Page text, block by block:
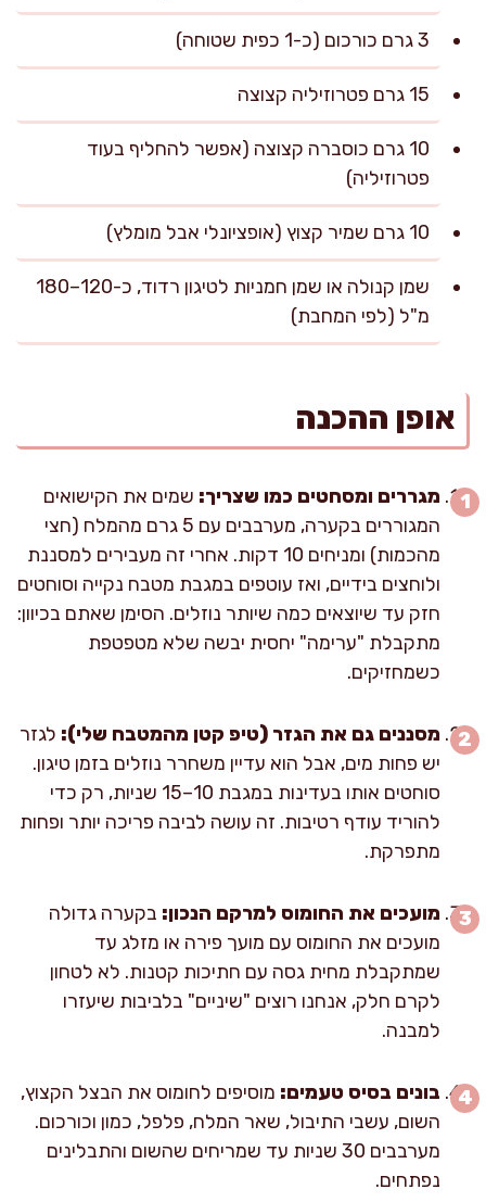
3 גרם כורכום (כ-1 כפית שטוחה)
15 גרם פטרוזיליה קצוצה
10 גרם כוסברה קצוצה (אפשר להחליף בעוד
פטרוזיליה)
10 גרם שמיר קצוץ (אופציונלי אבל מומלץ)
שמן קנולה או שמן חמניות לטיגון רדוד, כ-120–180
מ"ל (לפי המחבת)
אופן ההכנה
מגררים ומסחטים כמו שצריך: שמים את הקישואים
המגוררים בקערה, מערבבים עם 5 גרם מהמלח (חצי
מהכמות) ומניחים 10 דקות. אחרי זה מעבירים למסננת
ולוחצים בידיים, ואז עוטפים במגבת מטבח נקייה וסוחטים
חזק עד שיוצאים כמה שיותר נוזלים. הסימן שאתם בכיוון:
מתקבלת "ערימה" יחסית יבשה שלא מטפטפת
כשמחזיקים.
מסננים גם את הגזר (טיפ קטן מהמטבח שלי): לגזר
יש פחות מים, אבל הוא עדיין משחרר נוזלים בזמן טיגון.
סוחטים אותו בעדינות במגבת 10–15 שניות, רק כדי
להוריד עודף רטיבות. זה עושה לביבה פריכה יותר ופחות
מתפרקת.
מועכים את החומוס למרקם הנכון: בקערה גדולה
מועכים את החומוס עם מועך פירה או מזלג עד
שמתקבלת מחית גסה עם חתיכות קטנות. לא לטחון
לקרם חלק, אנחנו רוצים "שיניים" בלביבות שיעזרו
למבנה.
בונים בסיס טעמים: מוסיפים לחומוס את הבצל הקצוץ,
השום, עשבי התיבול, שאר המלח, פלפל, כמון וכורכום.
מערבבים 30 שניות עד שמריחים שהשום והתבלינים
נפתחים.